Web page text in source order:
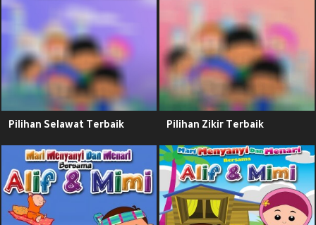
Pilihan Selawat Terbaik Pilihan Zikir Terbaik